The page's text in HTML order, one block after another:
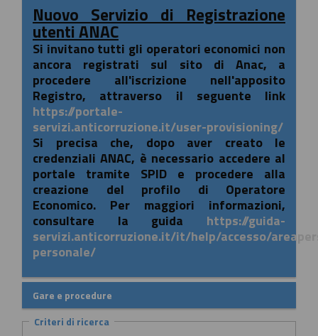
Nuovo Servizio di Registrazione
utenti ANAC
Si invitano tutti gli operatori economici non
ancora registrati sul sito di Anac, a
procedere all'iscrizione nell'apposito
Registro, attraverso il seguente link
https://portale-
servizi.anticorruzione.it/user-provisioning/
Si precisa che, dopo aver creato le
credenziali ANAC, è necessario accedere al
portale tramite SPID e procedere alla
creazione del profilo di Operatore
Economico. Per maggiori informazioni,
consultare la guida https://guida-
servizi.anticorruzione.it/it/help/accesso/
personale/
Gare e procedure
Criteri di ricerca